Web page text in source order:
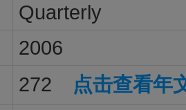
Quarterly
2006
272 点击查看年